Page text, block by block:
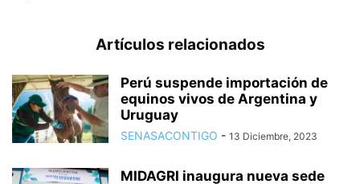
Artículos relacionados
Perú suspende importación de
equinos vivos de Argentina y
Uruguay
SENASACONTIGO - 13 Diciembre, 2023
MIDAGRI inaugura nueva sede